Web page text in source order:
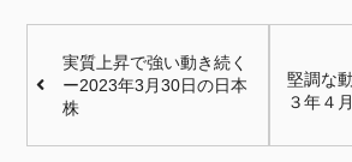
実質上昇で強い動き続く
ー2023年3月30日の日本
株
堅調な
３年４